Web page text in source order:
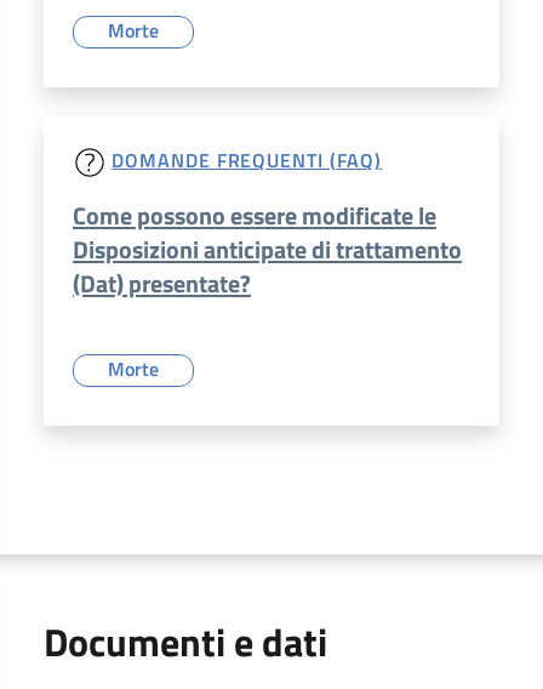
Morte
DOMANDE FREQUENTI (FAQ)
Come possono essere modificate le
Disposizioni anticipate di trattamento
(Dat) presentate?
Morte
Documenti e dati